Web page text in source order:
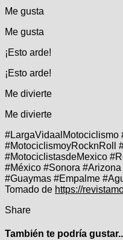
Me gusta
Me gusta
¡Esto arde!
¡Esto arde!
Me divierte
Me divierte
#LargaVidaalMotociclismo
#MotociclismoyRocknRoll
#MotociclistasdeMexico
#México #Sonora
#Guaymas #Empalme
Tomado de https://
Share
También te podría